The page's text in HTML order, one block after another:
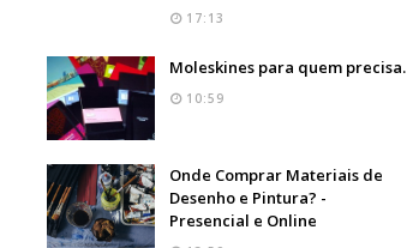
17:13
Moleskines para quem precisa.
10:59
Onde Comprar Materiais de
Desenho e Pintura? -
Presencial e Online